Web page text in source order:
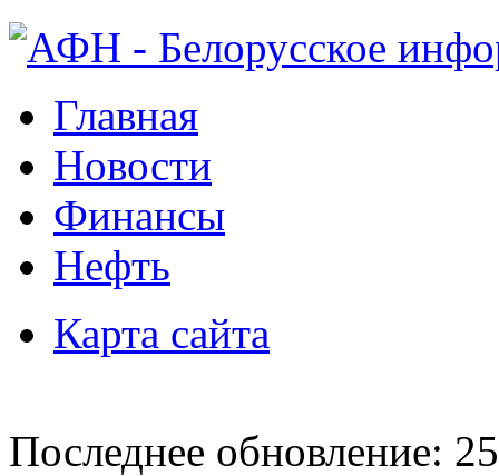
Главная
Новости
Финансы
Нефть
Карта сайта
Последнее обновление: